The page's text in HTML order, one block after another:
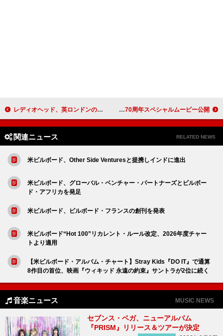
レディオヘッド、英ロンドンのO2アリーナでメタリカの動員記録を更新 adieu（上白石萌歌）、「元気？」ライブ映像を使用したカンロ飴70周年スペシャルムービー公開
関連ニュース RELATED NEWS
米ビルボード、Other Side Venturesと提携しインドに進出
米ビルボード、グローバル・ベンチャー・パートナーズとビルボー
ド・アフリカを発足
米ビルボード、ビルボード・フランスの創刊を発表
米ビルボード“Hot 100”リカレント・ルール改定、2026年度チャー
トより適用
【米ビルボード・アルバム・チャート】Stray Kids『DO IT』で通算
8作目の首位、映画『ウィキッド 永遠の約束』サントラが2位に続く
音楽ニュース MUSIC NEWS
セブンス・ベガ、ニューアルバム
『PRISM』リリース＆ツアーが決定